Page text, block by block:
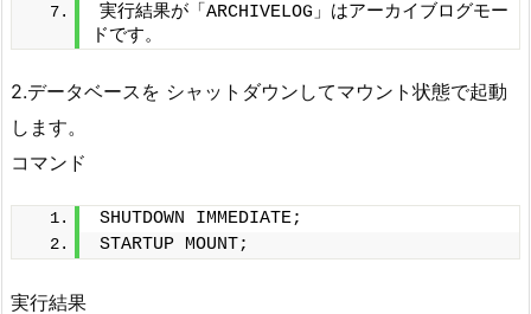
実行結果が「ARCHIVELOG」はアーカイブログモー
ドです。
2.データベースを シャットダウンしてマウント状態で起動
します。
コマンド
SHUTDOWN IMMEDIATE;
STARTUP MOUNT;
実行結果